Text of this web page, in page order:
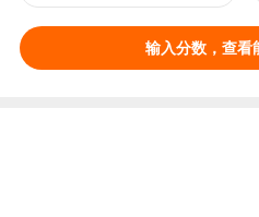
输入分数，查看